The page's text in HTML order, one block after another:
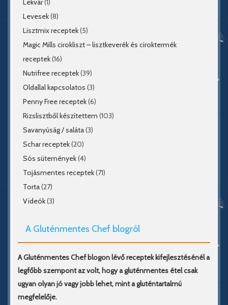
Lekvár(1)
Levesek(8)
Lisztmix receptek(5)
Magic Mills cirokliszt – lisztkeverék és ciroktermék
receptek(16)
Nutrifree receptek(39)
Oldallal kapcsolatos (3)
Penny Free receptek(6)
Rizslisztből készítettem (103)
Savanyúság / saláta(3)
Schar receptek(20)
Sós sütemények(4)
Tojásmentes receptek(71)
Torta(27)
Videók(3)
A Gluténmentes Chef blogról
A Gluténmentes Chef blogon lévő receptek kifejlesztésénél a
legfőbb szempont az volt, hogy a gluténmentes étel csak
ugyan olyan jó vagy jobb lehet, mint a gluténtartalmú
megfelelője.